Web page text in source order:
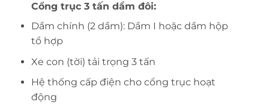
Cổng trục 3 tấn dầm đôi:
Dầm chính (2 dầm): Dầm I hoặc dầm hộp
tổ hợp
Xe con (tời) tải trọng 3 tấn
Hệ thống cấp điện cho cổng trục hoạt
động